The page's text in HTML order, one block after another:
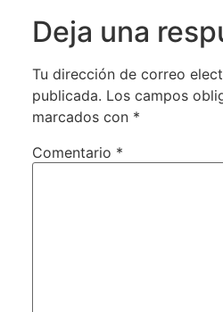
Deja una
Tu dirección de correo
publicada. Los campos
marcados con *
Comentario *